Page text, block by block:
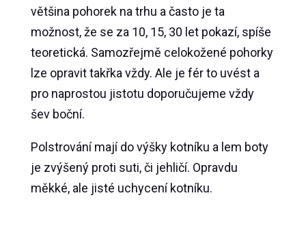
většina pohorek na trhu a často je ta
možnost, že se za 10, 15, 30 let pokazí, spíše
teoretická. Samozřejmě celokožené pohorky
lze opravit takřka vždy. Ale je fér to uvést a
pro naprostou jistotu doporučujeme vždy
šev boční.
Polstrování mají do výšky kotníku a lem boty
je zvýšený proti suti, či jehličí. Opravdu
měkké, ale jisté uchycení kotníku.